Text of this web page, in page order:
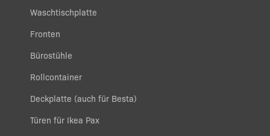
Waschtischplatte
Fronten
Bürostühle
Rollcontainer
Deckplatte (auch für Besta)
Türen für Ikea Pax